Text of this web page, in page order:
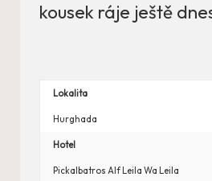
kousek ráje ještě
Lokalita
Hurghada
Hotel
Pickalbatros Alf Leila Wa Leila